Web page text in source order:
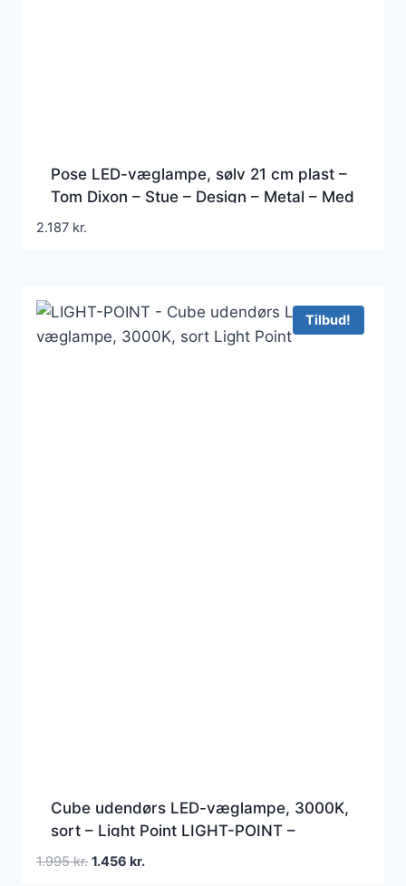
Pose LED-væglampe, sølv 21 cm plast –
Tom Dixon – Stue – Design – Metal – Med
én lyskilde
2.187 kr.
Tilbud!
Cube udendørs LED-væglampe, 3000K,
sort – Light Point LIGHT-POINT –
Terrasse – Aluminium
1.995kr. Den
1.456 kr.Den